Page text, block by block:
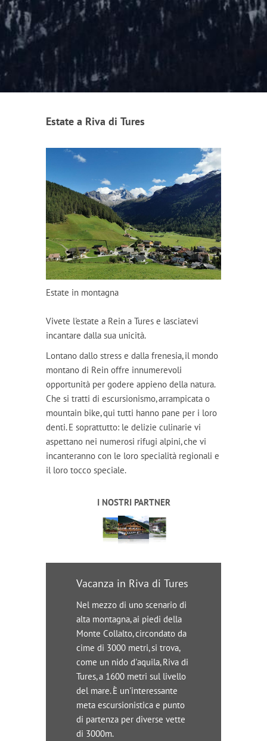
Estate a Riva di Tures
Estate in montagna
Vivete l'estate a Rein a Tures e lasciatevi
incantare dalla sua unicità.
Lontano dallo stress e dalla frenesia, il mondo
montano di Rein offre innumerevoli
opportunità per godere appieno della natura.
Che si tratti di escursionismo, arrampicata o
mountain bike, qui tutti hanno pane per i loro
denti. E soprattutto: le delizie culinarie vi
aspettano nei numerosi rifugi alpini, che vi
incanteranno con le loro specialità regionali e
il loro tocco speciale.
I NOSTRI PARTNER
Vacanza in Riva di Tures
Nel mezzo di uno scenario di
alta montagna, ai piedi della
Monte Collalto, circondato da
cime di 3000 metri, si trova,
come un nido d'aquila, Riva di
Tures, a 1600 metri sul livello
del mare. È un'interessante
meta escursionistica e punto
di partenza per diverse vette
di 3000m.